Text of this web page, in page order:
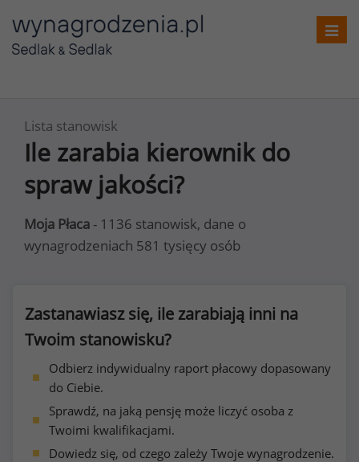
Lista stanowisk
Ile zarabia kierownik do
spraw jakości?
Moja Płaca - 1136 stanowisk, dane o
wynagrodzeniach 581 tysięcy osób
Zastanawiasz się, ile zarabiają inni na
Twoim stanowisku?
Odbierz indywidualny raport płacowy dopasowany
do Ciebie.
Sprawdź, na jaką pensję może liczyć osoba z
Twoimi kwalifikacjami.
Dowiedz się, od czego zależy Twoje wynagrodzenie.